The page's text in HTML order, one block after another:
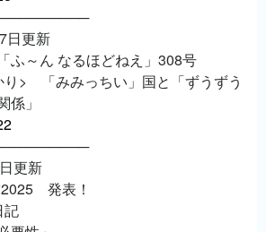
日更新
～ん なるほどねえ」308号
> 「みみっちい」国と「ずうずう
係」
5日更新
発表！
記